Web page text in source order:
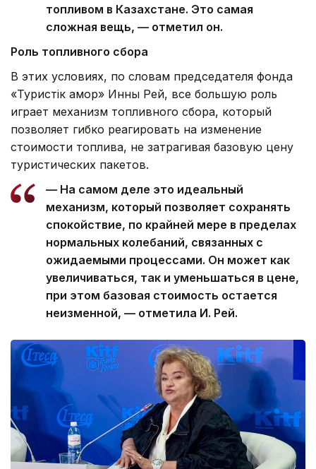
топливом в Казахстане. Это самая
сложная вещь, — отметил он.
Роль топливного сбора
В этих условиях, по словам председателя фонда
«Туристік қамқор» Инны Рей, все большую роль
играет механизм топливного сбора, который
позволяет гибко реагировать на изменение
стоимости топлива, не затрагивая базовую цену
туристических пакетов.
— На самом деле это идеальный
механизм, который позволяет сохранять
спокойствие, по крайней мере в пределах
нормальных колебаний, связанных с
ожидаемыми процессами. Он может как
увеличиваться, так и уменьшаться в цене,
при этом базовая стоимость остается
неизменной, — отметила И. Рей.